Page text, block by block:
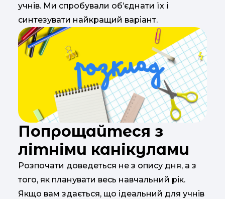
учнів. Ми спробували об’єднати їх і
синтезувати найкращий варіант.
Попрощайтеся з
літніми канікулами
Розпочати доведеться не з опису дня, а з
того, як планувати весь навчальний рік.
Якщо вам здається, що ідеальний для учнів